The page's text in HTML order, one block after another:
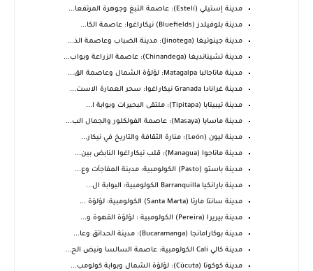
مدينة إستيلي (Estelí): عاصمة التبغ وجوهرة المرتفعا...
مدينة بلوفيلدز (Bluefields) نيكاراغوا: عاصمة الكا...
مدينة جينوتيغا (Jinotega): مدينة الضباب وعاصمة الذ...
مدينة تشينانديغا (Chinandega): عاصمة الزراعة وبواب...
مدينة ماتاجالبا Matagalpa: لؤلؤة الشمال وعاصمة الق...
مدينة غرانادا Granada نيكاراغوا: سحر العمارة الاست...
مدينة تيبيتابا (Tipitapa): ملتقى البحيرات وبوابة ا...
مدينة ماسايا (Masaya): عاصمة الفولكلور والجمال الب...
مدينة ليون (León): منارة الثقافة والتاريخ في نيكار...
مدينة ماناجوا (Managua): قلب نيكاراغوا النابض بين...
مدينة باستو (Pasto) الكولومبية: مدينة المفاجآت وع...
مدينة بارانكيا Barranquilla الكولومبية: البوابة ال...
مدينة سانتا مارتا (Santa Marta) الكولومبية: لؤلؤة ...
مدينة بيريرا (Pereira) الكولومبية : لؤلؤة القهوة و...
مدينة بوكارامانجا (Bucaramanga): مدينة الحدائق وعا...
مدينة كالي Cali الكولومبية: عاصمة السالسا ونبض الح...
مدينة كوكوتا (Cúcuta): لؤلؤة الشمال وبوابة كولومب...